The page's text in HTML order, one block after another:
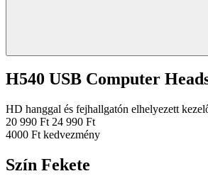
H540 USB Computer
HD hanggal és fejhallgatón elhelyezett
20 990 Ft 24 990 Ft
4000 Ft kedvezmény
Szín Fekete